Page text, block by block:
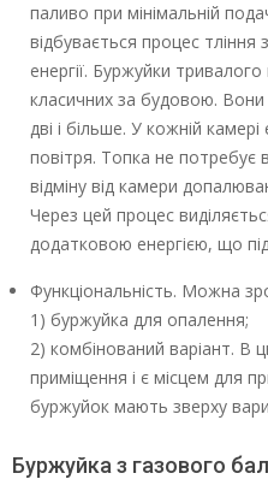
паливо при мінімальній
відбувається процес
енергії. Буржуйки тривалого
класичних за будовою.
дві і більше. У кожній
повітря. Топка не потребує
відміну від камери
Через цей процес
додатковою енергією, що
Функціональність. Можна
1) буржуйка для опалення;
2) комбінований варіант. В
приміщення і є місцем для
буржуйок мають зверху
Буржуйка з газового